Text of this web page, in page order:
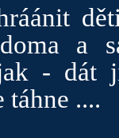
a
- dát
....